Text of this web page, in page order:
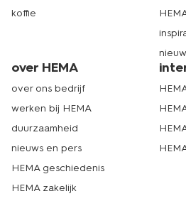
koffie
over HEMA
over ons bedrijf
werken bij HEMA
duurzaamheid
nieuws en pers
HEMA geschiedenis
HEMA zakelijk